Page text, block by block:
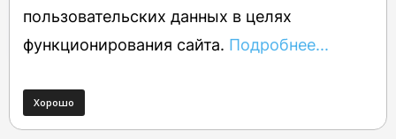
Посмотреть на Price.ru — от 10 000 руб.
пользовательских данных в целях
функционирования сайта. Подробнее...